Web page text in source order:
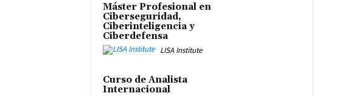
Máster Profesional en
Ciberseguridad,
Ciberinteligencia y
Ciberdefensa
LISA Institute
Curso de Analista
Internacional